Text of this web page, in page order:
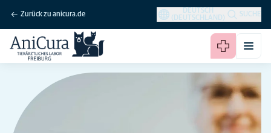
Zurück zu anicura.de
DEUTSCH
(DEUTSCHLAND)
SUCHE